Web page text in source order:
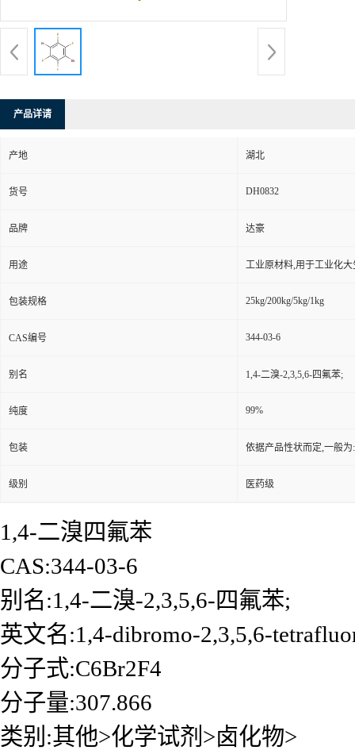
产品详请
产地 湖北
货号 DH0832
品牌 达豪
用途 工业原材料,用于工业化大
包装规格 25kg/200kg/5kg/1kg
CAS编号 344-03-6
别名 1,4-二溴-2,3,5,6-四氟苯;
纯度 99%
包装 依据产品性状而定,一般
级别 医药级
1,4-二溴四氟苯
CAS:344-03-6
别名:1,4-二溴-2,3,5,6-四氟苯;
英文名:1,4-dibromo-2,3,5,6-
分子式:C6Br2F4
分子量:307.866
类别:其他>化学试剂>卤化物>